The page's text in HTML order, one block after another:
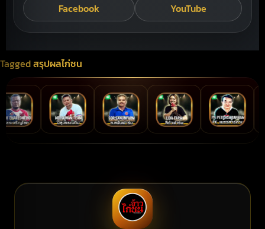
Facebook YouTube
Taggedสรุปผลไก่ชน